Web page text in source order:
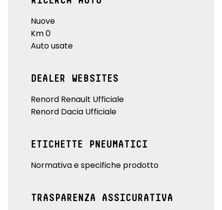
Nuove
Km 0
Auto usate
DEALER WEBSITES
Renord Renault Ufficiale
Renord Dacia Ufficiale
ETICHETTE PNEUMATICI
Normativa e specifiche prodotto
TRASPARENZA ASSICURATIVA